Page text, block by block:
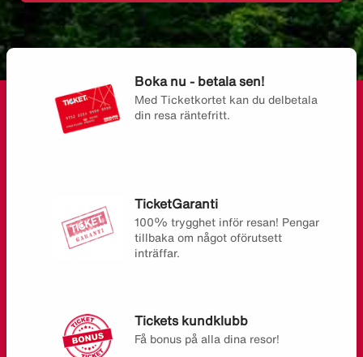
Boka nu - betala sen!
Med Ticketkortet kan du delbetala
din resa räntefritt.
TicketGaranti
100% trygghet inför resan! Pengar
tillbaka om något oförutsett
inträffar.
Tickets kundklubb
Få bonus på alla dina resor!